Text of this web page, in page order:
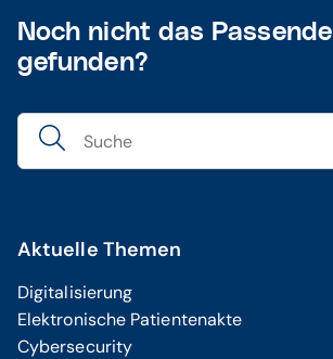
Noch nicht das Passende
gefunden?
Aktuelle Themen
Digitalisierung
Elektronische Patientenakte
Cybersecurity